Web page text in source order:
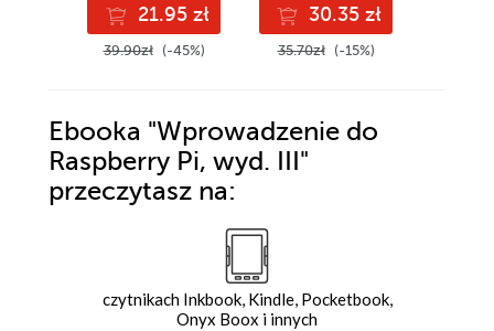
21.95 zł
39.90zł (-45%)
30.35 zł
35.70zł (-15%)
Ebooka "Wprowadzenie do
Raspberry Pi, wyd. III"
przeczytasz na:
czytnikach Inkbook, Kindle, Pocketbook,
Onyx Boox i innych